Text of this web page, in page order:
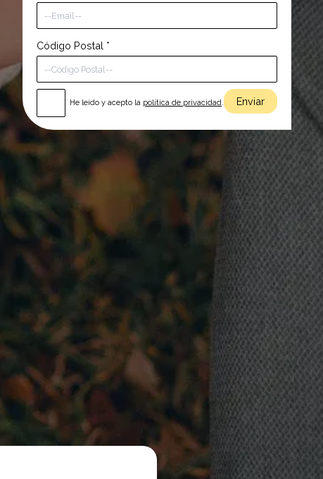
Código Postal *
He leído y acepto la política de privacidad.